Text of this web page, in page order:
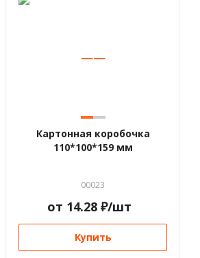
——
Картонная коробочка
110*100*159 мм
00023
от 14.28 ₽/шт
Купить